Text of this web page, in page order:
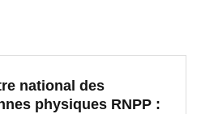
national des
physiques RNPP :